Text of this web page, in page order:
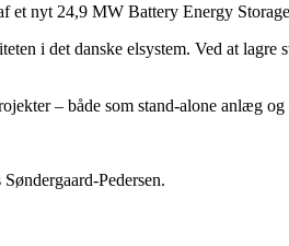
et nyt 24,9 MW Battery Energy
i det danske elsystem. Ved at
– både som stand-alone anlæg
Pedersen.